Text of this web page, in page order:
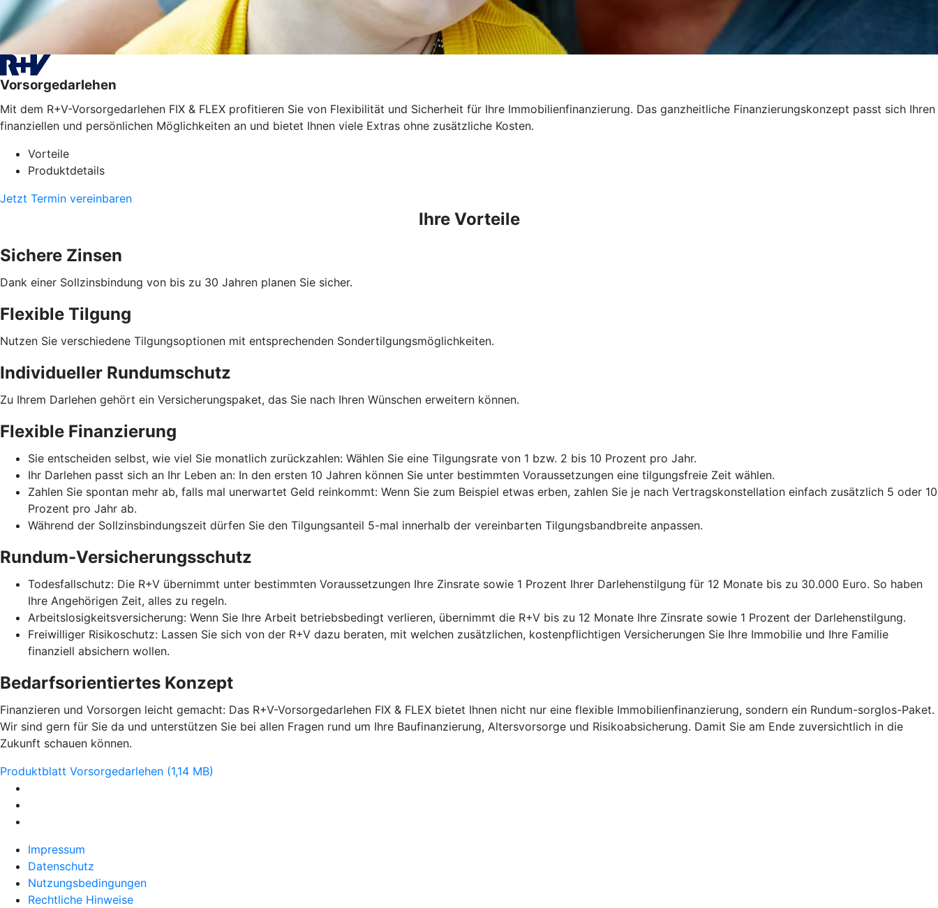
Vorsorgedarlehen
Mit dem R+V-Vorsorgedarlehen FIX & FLEX profitieren Sie von Flexibilität und Sicherheit für Ihre Immobilienfinanzierung. Das ganzheitliche Finanzierungskonzept passt sich Ihren
finanziellen und persönlichen Möglichkeiten an und bietet Ihnen viele Extras ohne zusätzliche Kosten.
Vorteile
Produktdetails
Jetzt Termin vereinbaren
Ihre Vorteile
Sichere Zinsen
Dank einer Sollzinsbindung von bis zu 30 Jahren planen Sie sicher.
Flexible Tilgung
Nutzen Sie verschiedene Tilgungsoptionen mit entsprechenden Sondertilgungsmöglichkeiten.
Individueller Rundumschutz
Zu Ihrem Darlehen gehört ein Versicherungspaket, das Sie nach Ihren Wünschen erweitern können.
Flexible Finanzierung
Sie entscheiden selbst, wie viel Sie monatlich zurückzahlen: Wählen Sie eine Tilgungsrate von 1 bzw. 2 bis 10 Prozent pro Jahr.
Ihr Darlehen passt sich an Ihr Leben an: In den ersten 10 Jahren können Sie unter bestimmten Voraussetzungen eine tilgungsfreie Zeit wählen.
Zahlen Sie spontan mehr ab, falls mal unerwartet Geld reinkommt: Wenn Sie zum Beispiel etwas erben, zahlen Sie je nach Vertragskonstellation einfach zusätzlich 5 oder 10
Prozent pro Jahr ab.
Während der Sollzinsbindungszeit dürfen Sie den Tilgungsanteil 5-mal innerhalb der vereinbarten Tilgungsbandbreite anpassen.
Rundum-Versicherungsschutz
Todesfallschutz: Die R+V übernimmt unter bestimmten Voraussetzungen Ihre Zinsrate sowie 1 Prozent Ihrer Darlehenstilgung für 12 Monate bis zu 30.000 Euro. So haben
Ihre Angehörigen Zeit, alles zu regeln.
Arbeitslosigkeitsversicherung: Wenn Sie Ihre Arbeit betriebsbedingt verlieren, übernimmt die R+V bis zu 12 Monate Ihre Zinsrate sowie 1 Prozent der Darlehenstilgung.
Freiwilliger Risikoschutz: Lassen Sie sich von der R+V dazu beraten, mit welchen zusätzlichen, kostenpflichtigen Versicherungen Sie Ihre Immobilie und Ihre Familie
finanziell absichern wollen.
Bedarfsorientiertes Konzept
Finanzieren und Vorsorgen leicht gemacht: Das R+V-Vorsorgedarlehen FIX & FLEX bietet Ihnen nicht nur eine flexible Immobilienfinanzierung, sondern ein Rundum-sorglos-Paket.
Wir sind gern für Sie da und unterstützen Sie bei allen Fragen rund um Ihre Baufinanzierung, Altersvorsorge und Risikoabsicherung. Damit Sie am Ende zuversichtlich in die
Zukunft schauen können.
Produktblatt Vorsorgedarlehen (1,14 MB)
Impressum
Datenschutz
Nutzungsbedingungen
Rechtliche Hinweise